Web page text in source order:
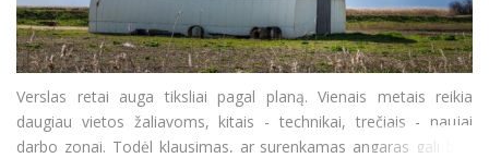
Verslas retai auga tiksliai pagal planą. Vienais metais reikia
daugiau vietos žaliavoms, kitais - technikai, trečiais - naujai
darbo zonai. Todėl klausimas, ar surenkamas angaras gali būti